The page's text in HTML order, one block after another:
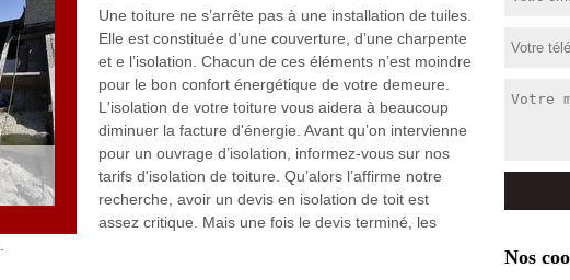
Une toiture ne s’arrête pas à une installation de tuiles.
Elle est constituée d’une couverture, d’une charpente
et e l’isolation. Chacun de ces éléments n’est moindre
pour le bon confort énergétique de votre demeure.
L'isolation de votre toiture vous aidera à beaucoup
diminuer la facture d'énergie. Avant qu’on intervienne
pour un ouvrage d’isolation, informez-vous sur nos
tarifs d'isolation de toiture. Qu’alors l’affirme notre
recherche, avoir un devis en isolation de toit est
assez critique. Mais une fois le devis terminé, les
Nos